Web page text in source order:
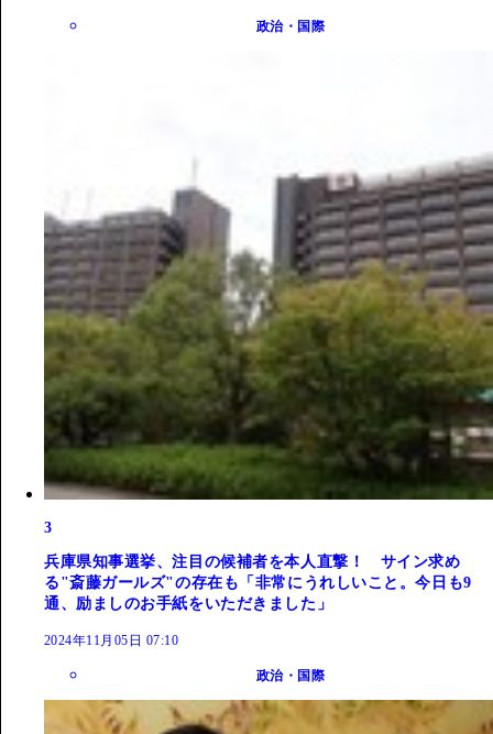
政治・国際
3
兵庫県知事選挙、注目の候補者を本人直撃！ サイン求め
る"斎藤ガールズ"の存在も「非常にうれしいこと。今日も9
通、励ましのお手紙をいただきました」
2024年11月05日 07:10
政治・国際